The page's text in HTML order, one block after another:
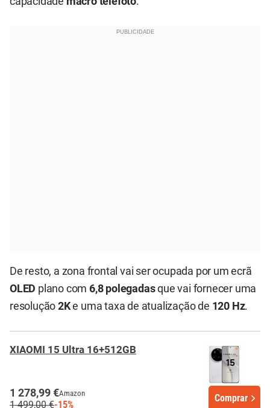
De resto, a zona frontal vai ser ocupada por um ecrã
OLED plano com 6,8 polegadasque vai fornecer uma
resolução2Ke uma taxa de atualização de 120 Hz.
XIAOMI 15 Ultra 16+512GB
1 278,99 €Amazon
1 499,00 €-15%
Comprar